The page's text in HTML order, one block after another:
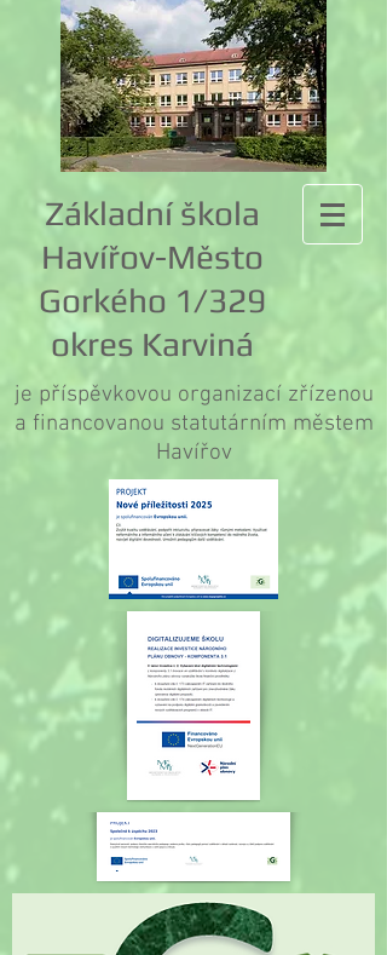
Základní škola
Havířov-Město
Gorkého 1/329
okres Karviná
je příspěvkovou organizací zřízenou
a financovanou statutárním městem
Havířov